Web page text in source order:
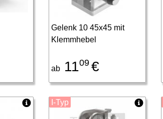
Gelenk 10 45x45 mit
Klemmhebel
ab1109 €
I-Typ